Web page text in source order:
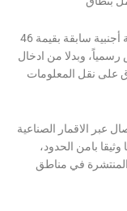
وأضاف، أن “هذه الحزمة تعتمد على صفقة عسكرية أجنبية سابقة بقيمة 46
رسمياً، وبدلا من ادخال
على نقل المعلومات
عبر الاقمار الصناعية
بامن الحدود،
المنتشرة في مناطق